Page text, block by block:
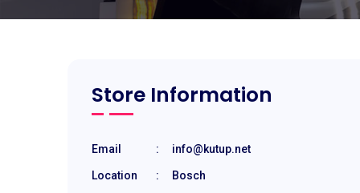
Store Information
Email : info@kutup.net
Location : Bosch